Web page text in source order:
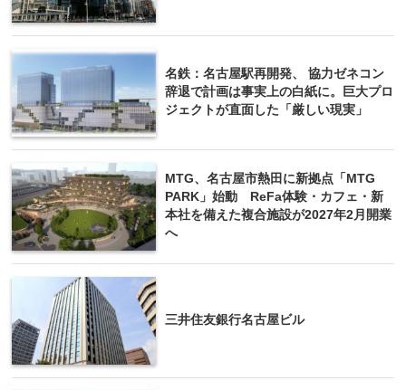
名鉄：名古屋駅再開発、 協力ゼネコン
辞退で計画は事実上の白紙に。巨大プロ
ジェクトが直面した「厳しい現実」
MTG、名古屋市熱田に新拠点「MTG
PARK」始動 ReFa体験・カフェ・新
本社を備えた複合施設が2027年2月開業
へ
三井住友銀行名古屋ビル